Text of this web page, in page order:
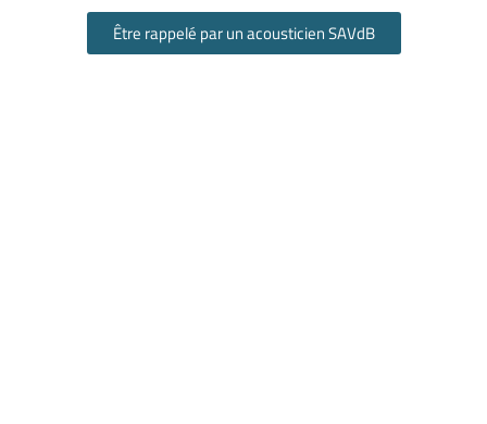
Être rappelé par un acousticien SAVdB